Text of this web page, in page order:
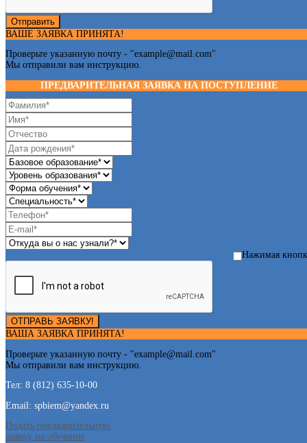
Отправить
ВАШЕ ЗАЯВКА ПРИНЯТА!
Проверьте указанную почту - "example@mail.com"
Мы отправили вам инструкцию.
ПРЕДВАРИТЕЛЬНАЯ ЗАЯВКА НА ПОСТУПЛЕНИЕ
Нажимая
ОТПРАВЬ ЗАЯВКУ!
ВАША ЗАЯВКА ПРИНЯТА!
Проверьте указанную почту - "example@mail.com"
Мы отправили вам инструкцию.
Тел: 8 (812) 635-10-00
Email: spbiem@yandex.ru
Подать предварительную
заявку на обучение